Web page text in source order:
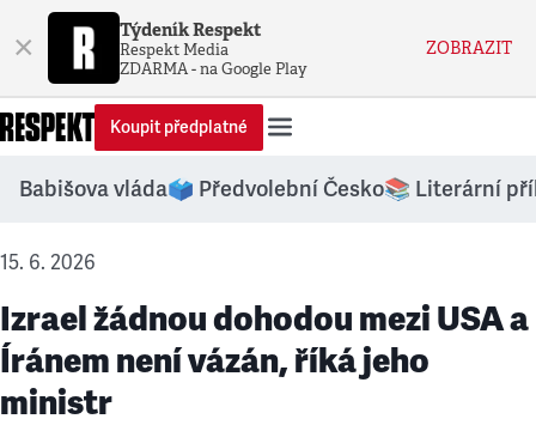
× Týdeník Respekt
Respekt Media
ZDARMA - na Google Play
ZOBRAZIT
Koupit předplatné
Babišova vláda🗳️ Předvolební Česko📚 Literární
15. 6. 2026
Izrael žádnou dohodou mezi USA a
Íránem není vázán, říká jeho
ministr